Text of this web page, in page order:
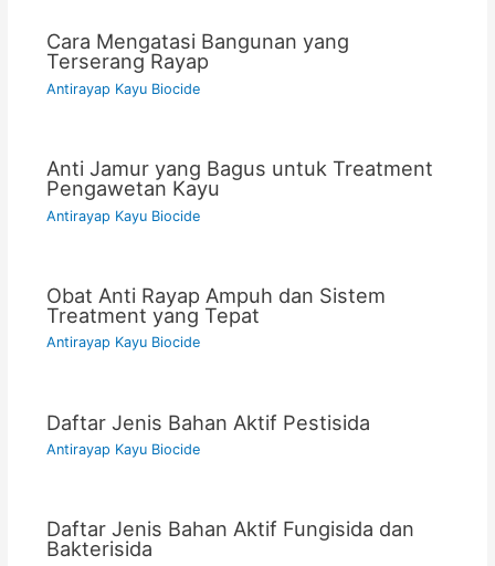
Cara Mengatasi Bangunan yang
Terserang Rayap
Antirayap Kayu Biocide
Anti Jamur yang Bagus untuk Treatment
Pengawetan Kayu
Antirayap Kayu Biocide
Obat Anti Rayap Ampuh dan Sistem
Treatment yang Tepat
Antirayap Kayu Biocide
Daftar Jenis Bahan Aktif Pestisida
Antirayap Kayu Biocide
Daftar Jenis Bahan Aktif Fungisida dan
Bakterisida